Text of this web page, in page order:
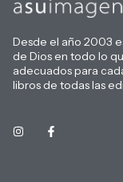
Desde el año 2003
de Dios en todo lo
adecuados para
libros de todas las